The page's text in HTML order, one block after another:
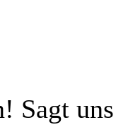
Sagt